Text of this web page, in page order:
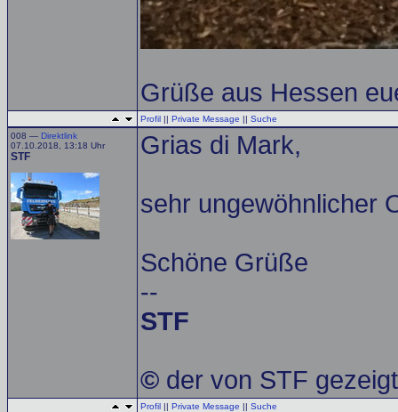
Grüße aus Hessen
Profil || Private Message || Suche
008 — Direktlink
07.10.2018, 13:18 Uhr
STF Grias di Mark,
sehr ungewöhnlicher
Schöne Grüße
--
STF
© der von STF
Profil || Private Message || Suche